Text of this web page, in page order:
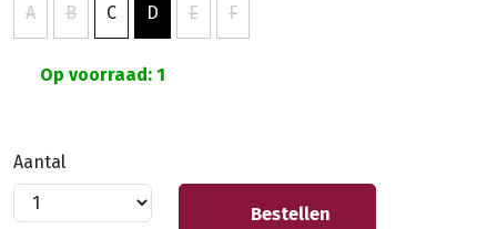
A B C D E F
Op voorraad: 1
Aantal
Bestellen